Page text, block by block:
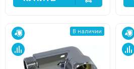
В наличии